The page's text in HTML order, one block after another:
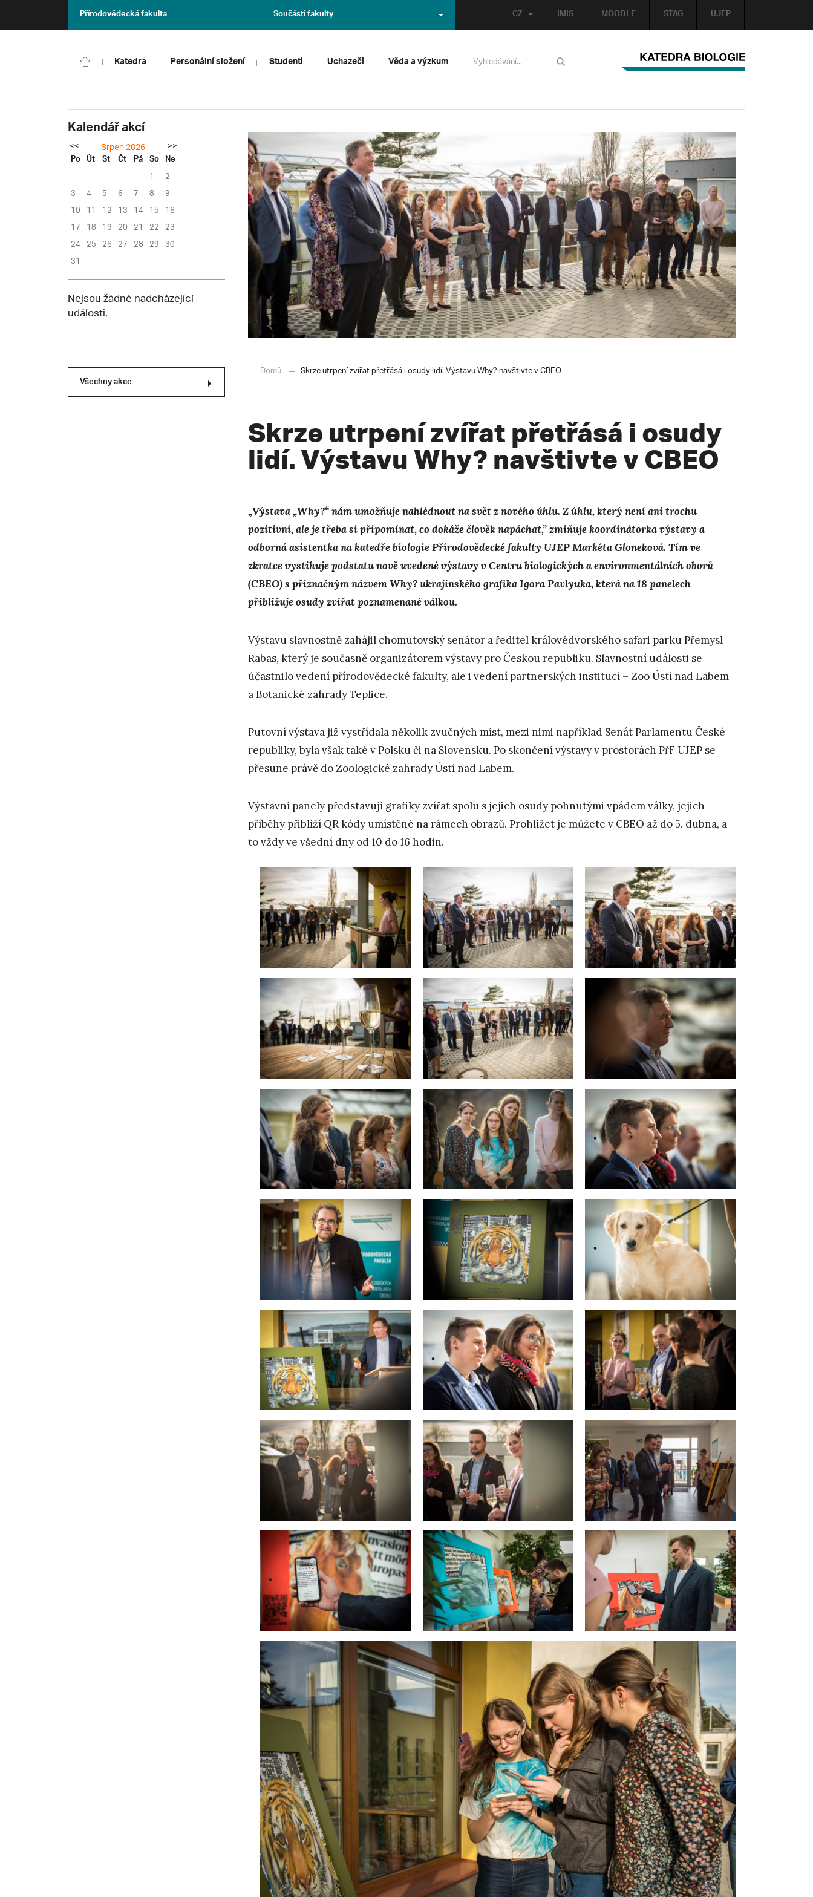
IMIS MOODLE STAG UJEP
CZ
Přírodovědecká fakulta Součásti fakulty
Katedra Personální složení Studenti Uchazeči Věda a výzkum
Kalendář akcí
<< Srpen 2026 >>
Po Út St Čt Pá So Ne
1
2
3
4 5 6 7 8
9
10 11 12 13 14 15 16
17 18 19 20 21 22 23
24 25 26 27 28 29 30
31
Nejsou žádné nadcházející
události.
Všechny akce
Domů Skrze utrpení zvířat přetřásá i osudy lidí. Výstavu Why? navštivte v CBEO
Skrze utrpení zvířat přetřásá i osudy
lidí. Výstavu Why? navštivte v CBEO
„Výstava „Why?“ nám umožňuje nahlédnout na svět z nového úhlu. Z úhlu, který není ani trochu
pozitivní, ale je třeba si připomínat, co dokáže člověk napáchat,” zmiňuje koordinátorka výstavy a
odborná asistentka na katedře biologie Přírodovědecké fakulty UJEP Markéta Gloneková. Tím ve
zkratce vystihuje podstatu nově uvedené výstavy v Centru biologických a environmentálních oborů
(CBEO) s příznačným názvemWhy?ukrajinského grafika Igora Pavlyuka, která na 18 panelech
přibližuje osudy zvířat poznamenané válkou.
Výstavu slavnostně zahájil chomutovský senátor a ředitel královédvorského safari parku Přemysl
Rabas, který je současně organizátorem výstavy pro Českou republiku. Slavnostní události se
účastnilo vedení přírodovědecké fakulty, ale i vedení partnerských institucí – Zoo Ústí nad Labem
a Botanické zahrady Teplice.
Putovní výstava již vystřídala několik zvučných míst, mezi nimi například Senát Parlamentu České
republiky, byla však také v Polsku či na Slovensku. Po skončení výstavy v prostorách PřF UJEP se
přesune právě do Zoologické zahrady Ústí nad Labem.
Výstavní panely představují grafiky zvířat spolu s jejich osudy pohnutými vpádem války, jejich
příběhy přiblíží QR kódy umístěné na rámech obrazů. Prohlížet je můžete v CBEO až do 5. dubna, a
to vždy ve všední dny od 10 do 16 hodin.